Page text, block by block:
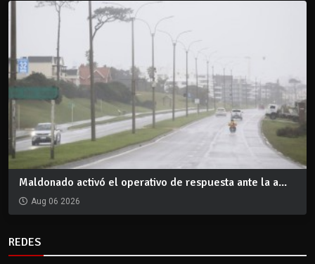
Maldonado activó el operativo de respuesta ante la a...
Aug 06 2026
REDES